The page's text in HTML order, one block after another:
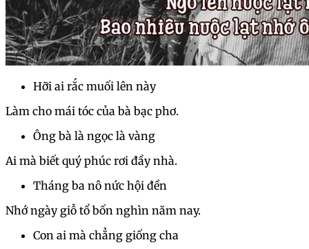
Hỡi ai rắc muối lên này
Làm cho mái tóc của bà bạc phơ.
Ông bà là ngọc là vàng
Ai mà biết quý phúc rơi đầy nhà.
Tháng ba nô nức hội đền
Nhớ ngày giỗ tổ bốn nghìn năm nay.
Con ai mà chẳng giống cha